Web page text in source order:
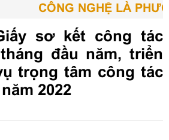
CÔNG NGHỆ LÀ
sơ kết công tác
đầu năm, triển
trọng tâm công tác
2022